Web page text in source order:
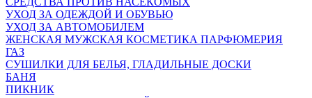
УХОД ЗА ОДЕЖДОЙ И ОБУВЬЮ
УХОД ЗА АВТОМОБИЛЕМ
ЖЕНСКАЯ МУЖСКАЯ КОСМЕТИКА ПАРФЮМЕРИЯ
ГАЗ
СУШИЛКИ ДЛЯ БЕЛЬЯ, ГЛАДИЛЬНЫЕ ДОСКИ
БАНЯ
ПИКНИК